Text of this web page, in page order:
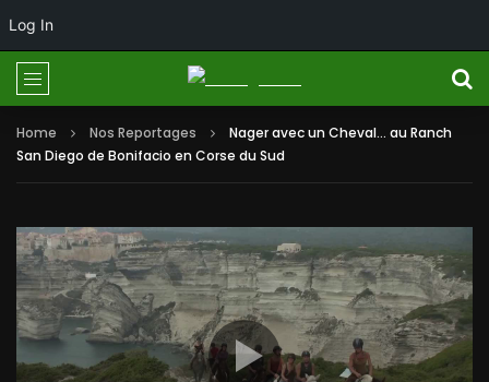
Log In
Home Nos Reportages
Nager avec un Cheval… au Ranch
San Diego de Bonifacio en Corse du Sud